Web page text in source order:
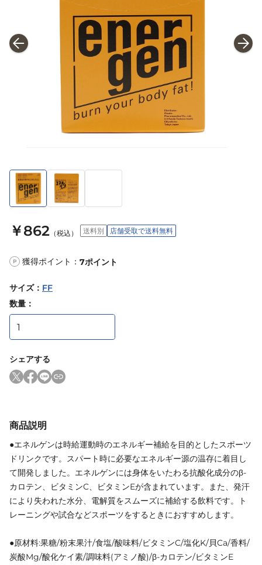
￥862 （税込） 送料別 店舗受取で送料無料
P 獲得ポイント： 7ポイント
サイズ： FF
数量：
シェアする
商品説明
●エネルゲンは時給運動時のエネルギー補給を目的としたスポーツ
ドリンクです。スパート時に必要なエネルギー源の温存に着目し
て開発しました。エネルゲンには身体をいたわる抗酸化成分のβ-
カロテン、ビタミンC、ビタミンEが含まれています。また、発汗
により失われた水分、電解質をスムーズに補給する飲料です。ト
レーニングや試合などスポーツをするときにおすすめします。
●原材料:果糖/粉末果汁/食塩/酸味料/ビタミンC/塩化K/貝Ca/香料/
炭酸Mg/酸化ケイ素/調味料(アミノ酸)/β-カロテン/ビタミンE